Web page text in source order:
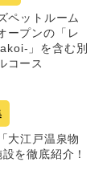
ペットルーム
ープンの「レ
」を含む別
コース
大江戸温泉物
を徹底紹介！